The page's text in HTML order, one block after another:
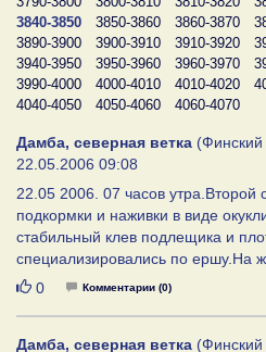
3840-3850
3850-3860 3860-3870
3890-3900
3900-3910 3910-3920
3940-3950
3950-3960 3960-3970
3990-4000
4000-4010 4010-4020
4040-4050
4050-4060 4060-4070
Дамба, северная ветка (Финский
22.05.2006 09:08
22.05 2006. 07 часов утра.Второй
подкормки и наживки в виде
стабильный клев подлещика и
специализировались по ершу.На
Нравится
0 Комментарии (0)
Дамба, северная ветка (Финский